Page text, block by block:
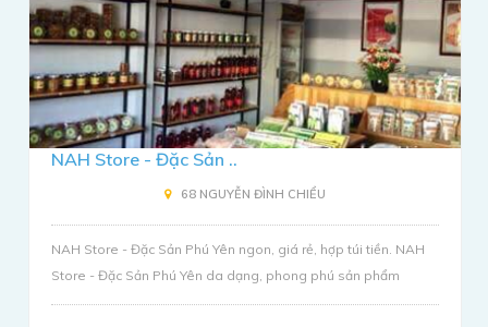
NAH Store - Đặc Sản ..
68 NGUYỄN ĐÌNH CHIỂU
NAH Store - Đặc Sản Phú Yên ngon, giá rẻ, hợp túi tiền. NAH
Store - Đặc Sản Phú Yên da dạng, phong phú sản phẩm